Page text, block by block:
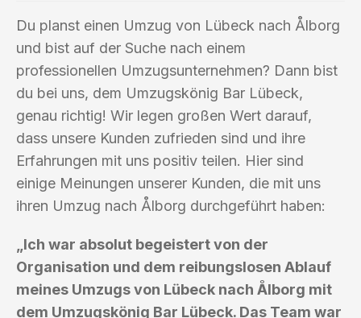
Du planst einen Umzug von Lübeck nach Ålborg
und bist auf der Suche nach einem
professionellen Umzugsunternehmen? Dann bist
du bei uns, dem Umzugskönig Bar Lübeck,
genau richtig! Wir legen großen Wert darauf,
dass unsere Kunden zufrieden sind und ihre
Erfahrungen mit uns positiv teilen. Hier sind
einige Meinungen unserer Kunden, die mit uns
ihren Umzug nach Ålborg durchgeführt haben:
„Ich war absolut begeistert von der
Organisation und dem reibungslosen Ablauf
meines Umzugs von Lübeck nach Ålborg mit
dem Umzugskönig Bar Lübeck. Das Team war